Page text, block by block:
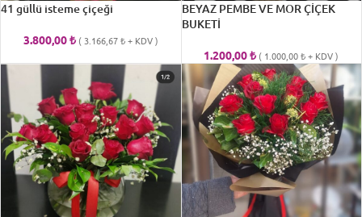
41 güllü isteme çiçeği
3.800,00₺ ( 3.166,67₺+ KDV )
BEYAZ PEMBE VE MOR ÇİÇEK
BUKETİ
1.200,00₺ ( 1.000,00₺+ KDV )